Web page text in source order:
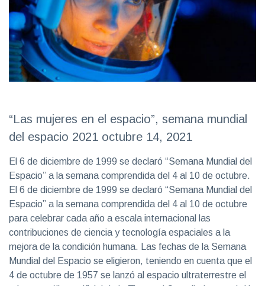
“Las mujeres en el espacio”, semana mundial
del espacio 2021 octubre 14, 2021
El 6 de diciembre de 1999 se declaró “Semana Mundial del
Espacio” a la semana comprendida del 4 al 10 de octubre.
El 6 de diciembre de 1999 se declaró “Semana Mundial del
Espacio” a la semana comprendida del 4 al 10 de octubre
para celebrar cada año a escala internacional las
contribuciones de ciencia y tecnología espaciales a la
mejora de la condición humana. Las fechas de la Semana
Mundial del Espacio se eligieron, teniendo en cuenta que el
4 de octubre de 1957 se lanzó al espacio ultraterrestre el